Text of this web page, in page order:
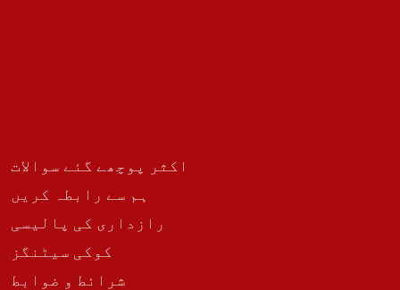
اکثر پوچھے گئے سوالات
ہم سے رابطہ کریں
رازداری کی پالیسی
کوکی سیٹنگز
شرائط و ضوابط